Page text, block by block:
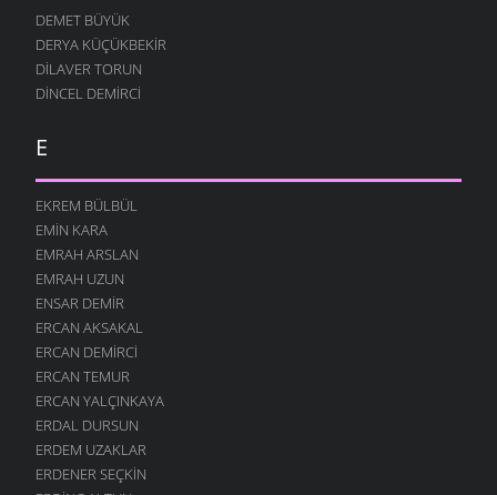
DEMET BÜYÜK
DERYA KÜÇÜKBEKIR
DILAVER TORUN
DINCEL DEMIRCI
E
EKREM BÜLBÜL
EMIN KARA
EMRAH ARSLAN
EMRAH UZUN
ENSAR DEMIR
ERCAN AKSAKAL
ERCAN DEMIRCI
ERCAN TEMUR
ERCAN YALÇINKAYA
ERDAL DURSUN
ERDEM UZAKLAR
ERDENER SEÇKIN